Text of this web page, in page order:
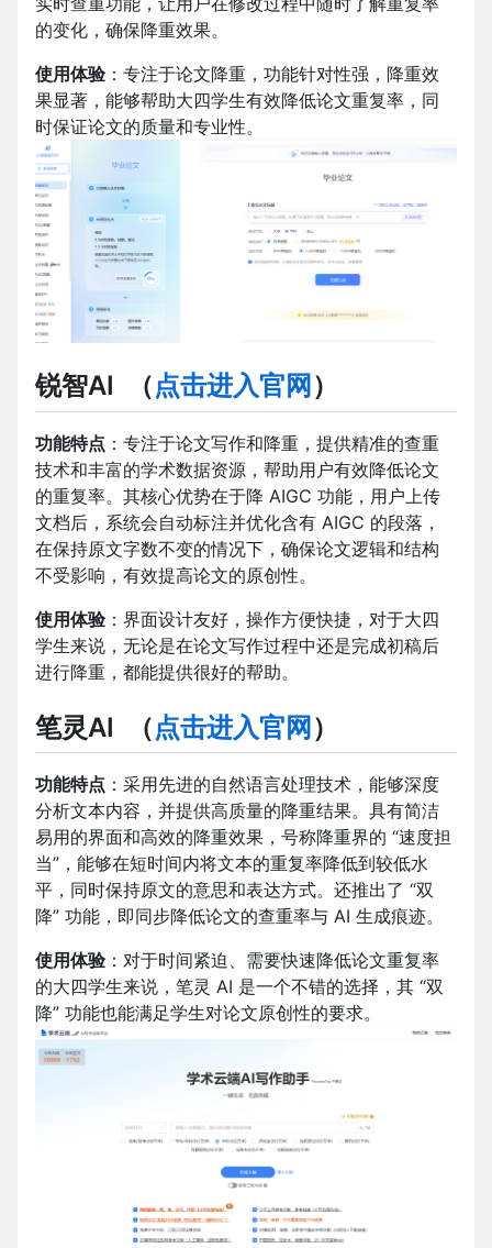
的变化，确保降重效果。
使用体验：专注于论文降重，功能针对性强，降重效
果显著，能够帮助大四学生有效降低论文重复率，同
时保证论文的质量和专业性。
锐智AI （点击进入官网 ）
功能特点 ：专注于论文写作和降重，提供精准的查重
技术和丰富的学术数据资源，帮助用户有效降低论文
的重复率。其核心优势在于降 AIGC 功能，用户上传
文档后，系统会自动标注并优化含有 AIGC 的段落，
在保持原文字数不变的情况下，确保论文逻辑和结构
不受影响，有效提高论文的原创性。
使用体验：界面设计友好，操作方便快捷，对于大四
学生来说，无论是在论文写作过程中还是完成初稿后
进行降重，都能提供很好的帮助。
笔灵AI （点击进入官网）
功能特点 ：采用先进的自然语言处理技术，能够深度
分析文本内容，并提供高质量的降重结果。具有简洁
易用的界面和高效的降重效果，号称降重界的 “速度担
当”，能够在短时间内将文本的重复率降低到较低水
平，同时保持原文的意思和表达方式。还推出了 “双
降” 功能，即同步降低论文的查重率与 AI 生成痕迹。
使用体验：对于时间紧迫、需要快速降低论文重复率
的大四学生来说，笔灵 AI 是一个不错的选择，其 “双
降” 功能也能满足学生对论文原创性的要求。